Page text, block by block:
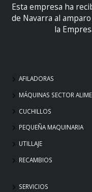
Esta empresa ha
de Navarra al
la
AFILADORAS
MÁQUINAS SECTOR
CUCHILLOS
PEQUEÑA MAQUINARIA
UTILLAJE
RECAMBIOS
SERVICIOS